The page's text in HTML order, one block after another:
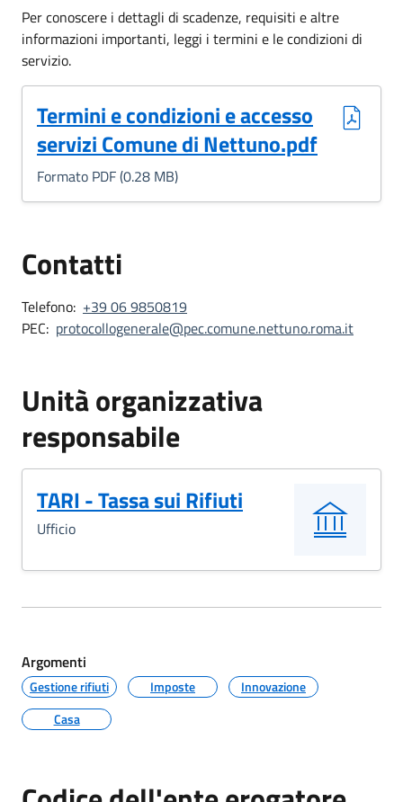
Per conoscere i dettagli di scadenze, requisiti e altre
informazioni importanti, leggi i termini e le condizioni di
servizio.
Termini e condizioni e accesso
servizi Comune di Nettuno.pdf
(Formato PDF, 0.28 MB)
Formato PDF (0.28 MB)
Contatti
Telefono: +39 06 9850819
PEC: protocollogenerale@pec.comune.nettuno.roma.it
Unità organizzativa
responsabile
TARI - Tassa sui Rifiuti
Ufficio
Argomenti
Gestione rifiuti Imposte
Innovazione
Casa